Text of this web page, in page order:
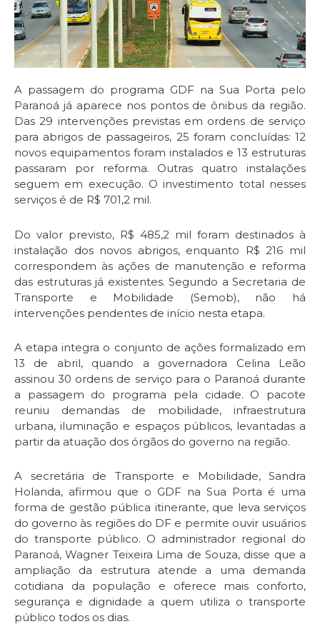
A passagem do programa GDF na Sua Porta pelo
Paranoá já aparece nos pontos de ônibus da região.
Das 29 intervenções previstas em ordens de serviço
para abrigos de passageiros, 25 foram concluídas: 12
novos equipamentos foram instalados e 13 estruturas
passaram por reforma. Outras quatro instalações
seguem em execução. O investimento total nesses
serviços é de R$ 701,2 mil.
Do valor previsto, R$ 485,2 mil foram destinados à
instalação dos novos abrigos, enquanto R$ 216 mil
correspondem às ações de manutenção e reforma
das estruturas já existentes. Segundo a Secretaria de
Transporte e Mobilidade (Semob), não há
intervenções pendentes de início nesta etapa.
A etapa integra o conjunto de ações formalizado em
13 de abril, quando a governadora Celina Leão
assinou 30 ordens de serviço para o Paranoá durante
a passagem do programa pela cidade. O pacote
reuniu demandas de mobilidade, infraestrutura
urbana, iluminação e espaços públicos, levantadas a
partir da atuação dos órgãos do governo na região.
A secretária de Transporte e Mobilidade, Sandra
Holanda, afirmou que o GDF na Sua Porta é uma
forma de gestão pública itinerante, que leva serviços
do governo às regiões do DF e permite ouvir usuários
do transporte público. O administrador regional do
Paranoá, Wagner Teixeira Lima de Souza, disse que a
ampliação da estrutura atende a uma demanda
cotidiana da população e oferece mais conforto,
segurança e dignidade a quem utiliza o transporte
público todos os dias.